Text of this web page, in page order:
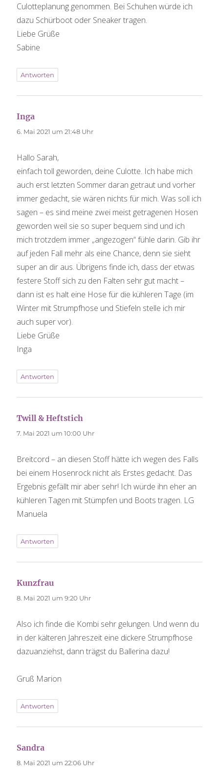
Culotteplanung genommen. Bei Schuhen würde ich
dazu Schürboot oder Sneaker tragen.
Liebe Grüße
Sabine
Antworten
Inga
6. Mai 2021 um 21:48 Uhr
Hallo Sarah,
einfach toll geworden, deine Culotte. Ich habe mich
auch erst letzten Sommer daran getraut und vorher
immer gedacht, sie wären nichts für mich. Was soll ich
sagen – es sind meine zwei meist getragenen Hosen
geworden weil sie so super bequem sind und ich
mich trotzdem immer „angezogen“ fühle darin. Gib ihr
auf jeden Fall mehr als eine Chance, denn sie sieht
super an dir aus. Übrigens finde ich, dass der etwas
festere Stoff sich zu den Falten sehr gut macht –
dann ist es halt eine Hose für die kühleren Tage (im
Winter mit Strumpfhose und Stiefeln stelle ich mir
auch super vor).
Liebe Grüße
Inga
Antworten
Twill & Heftstich
7. Mai 2021 um 10:00 Uhr
Breitcord – an diesen Stoff hätte ich wegen des Falls
bei einem Hosenrock nicht als Erstes gedacht. Das
Ergebnis gefällt mir aber sehr! Ich würde ihn eher an
kühleren Tagen mit Stümpfen und Boots tragen. LG
Manuela
Antworten
Kunzfrau
8. Mai 2021 um 9:20 Uhr
Also ich finde die Kombi sehr gelungen. Und wenn du
in der kälteren Jahreszeit eine dickere Strumpfhose
dazuanziehst, dann trägst du Ballerina dazu!
Gruß Marion
Antworten
Sandra
8. Mai 2021 um 22:06 Uhr